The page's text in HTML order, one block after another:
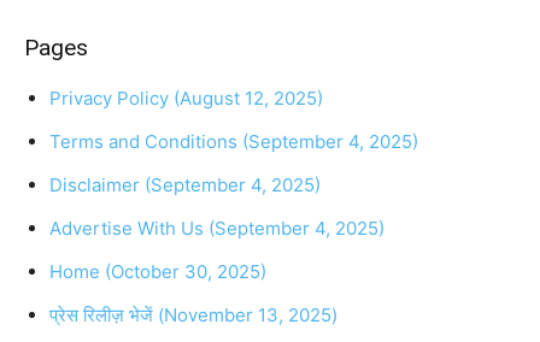
Pages
Privacy Policy (August 12, 2025)
Terms and Conditions (September 4, 2025)
Disclaimer (September 4, 2025)
Advertise With Us (September 4, 2025)
Home (October 30, 2025)
प्रेस रिलीज़ भेजें (November 13, 2025)